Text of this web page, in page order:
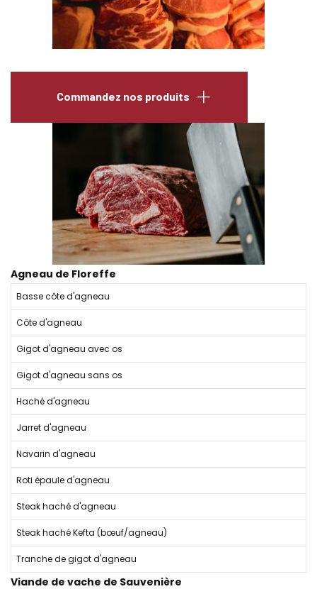
Commandez nos produits
Agneau de Floreffe
Basse côte d'agneau
Côte d'agneau
Gigot d'agneau avec os
Gigot d'agneau sans os
Haché d'agneau
Jarret d'agneau
Navarin d'agneau
Roti épaule d'agneau
Steak haché d'agneau
Steak haché Kefta (bœuf/agneau)
Tranche de gigot d'agneau
Viande de vache de Sauvenière